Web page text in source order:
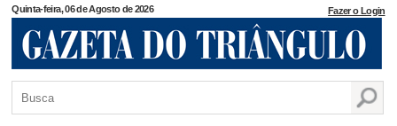
Quinta-feira, 06 de Agosto de 2026 Fazer o Login